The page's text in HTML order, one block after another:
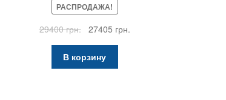
РАСПРОДАЖА!
29400грн.
Первоначальная
составляла
29400 грн..
27405 грн.
В корзину